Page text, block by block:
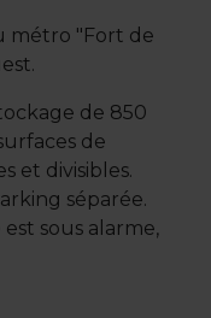
métro "Fort de
de 850
de
et divisibles.
séparée.
sous alarme,